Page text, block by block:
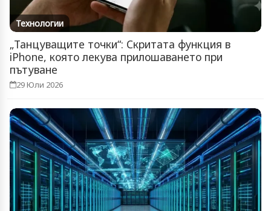
Технологии
„Танцуващите точки“: Скритата функция в
iPhone, която лекува прилошаването при
пътуване
29 Юли 2026